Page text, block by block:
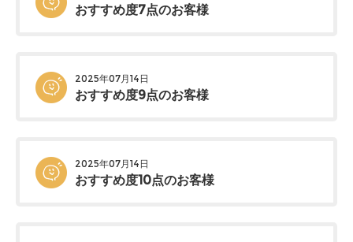
おすすめ度7点のお客様
2025年07月14日
おすすめ度9点のお客様
2025年07月14日
おすすめ度10点のお客様